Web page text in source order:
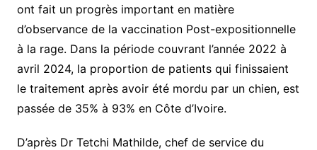
ont fait un progrès important en matière
d’observance de la vaccination Post-expositionnelle
à la rage. Dans la période couvrant l’année 2022 à
avril 2024, la proportion de patients qui finissaient
le traitement après avoir été mordu par un chien, est
passée de 35% à 93% en Côte d’Ivoire.
D’après Dr Tetchi Mathilde, chef de service du